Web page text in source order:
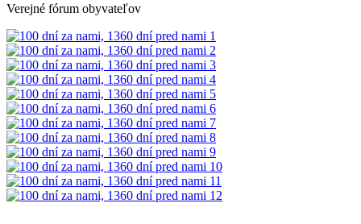
Verejné fórum obyvateľov